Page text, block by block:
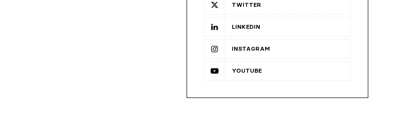
TWITTER
LINKEDIN
INSTAGRAM
YOUTUBE